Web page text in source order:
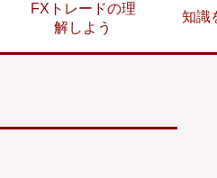
FXトレードの理
解しよう
知識